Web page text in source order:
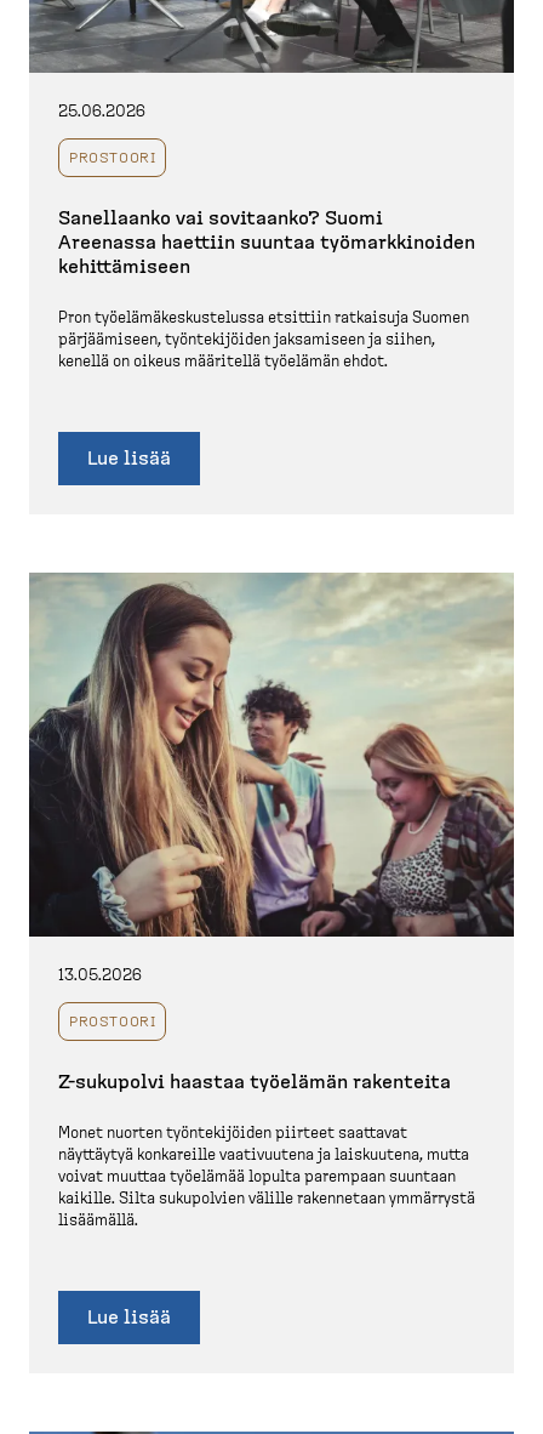
25.06.2026
PROSTOORI
Sanellaanko vai sovitaanko? Suomi
Areenassa haettiin suuntaa työmark­ki­noiden
kehittä­miseen
Pron työelä­mä­kes­kus­telussa etsittiin ratkaisuja Suomen
pärjää­miseen, työnte­ki­jöiden jaksamiseen ja siihen,
kenellä on oikeus määritellä työelämän ehdot.
Lue lisää
13.05.2026
PROSTOORI
Z-​sukupolvi haastaa työelämän rakenteita
Monet nuorten työnte­ki­jöiden piirteet saattavat
näyttäytyä konkareille vaativuutena ja laiskuutena, mutta
voivat muuttaa työelämää lopulta parempaan suuntaan
kaikille. Silta sukupolvien välille rakennetaan ymmärrystä
lisäämällä.
Lue lisää